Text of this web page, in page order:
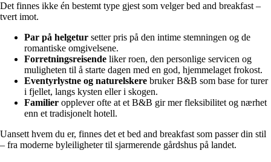
Det finnes ikke én bestemt type gjest som velger bed and breakfast –
tvert imot.
Par på helgetur setter pris på den intime stemningen og de
romantiske omgivelsene.
Forretningsreisende liker roen, den personlige servicen og
muligheten til å starte dagen med en god, hjemmelaget frokost.
Eventyrlystne og naturelskere bruker B&B som base for turer
i fjellet, langs kysten eller i skogen.
Familier opplever ofte at et B&B gir mer fleksibilitet og nærhet
enn et tradisjonelt hotell.
Uansett hvem du er, finnes det et bed and breakfast som passer din stil
– fra moderne byleiligheter til sjarmerende gårdshus på landet.